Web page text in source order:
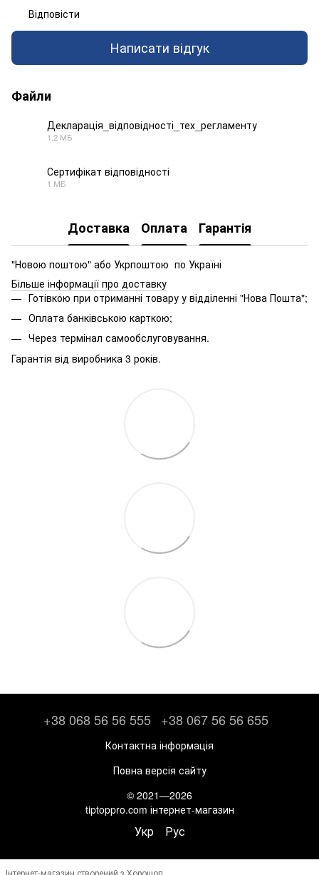
Відповісти
Написати відгук
Файли
Декларація_відповідності_тех_регламенту
1.2 МБ
Сертифікат відповідності
1 МБ
Доставка Оплата Гарантія
"Новою поштою" або Укрпоштою по Україні
Більше інформації про доставку
Готівкою при отриманні товару у відділенні "Нова Пошта";
Оплата банківською карткою;
Через термінал самообслуговування.
Гарантія від виробника 3 років.
+38 068 56 56 555 +38 067 56 56 655
Контактна інформація
Повна версія сайту
© 2021—2026
tiptoppro.com інтернет-магазин
Укр Рус
Інтернет-магазин створений з Хорошоп